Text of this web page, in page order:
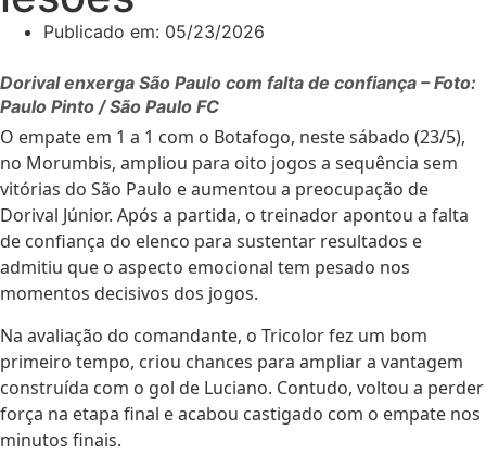
Publicado em: 05/23/2026
Dorival enxerga São Paulo com falta de confiança – Foto:
Paulo Pinto / São Paulo FC
O empate em 1 a 1 com o Botafogo, neste sábado (23/5),
no Morumbis, ampliou para oito jogos a sequência sem
vitórias do São Paulo e aumentou a preocupação de
Dorival Júnior. Após a partida, o treinador apontou a falta
de confiança do elenco para sustentar resultados e
admitiu que o aspecto emocional tem pesado nos
momentos decisivos dos jogos.
Na avaliação do comandante, o Tricolor fez um bom
primeiro tempo, criou chances para ampliar a vantagem
construída com o gol de Luciano. Contudo, voltou a perder
força na etapa final e acabou castigado com o empate nos
minutos finais.